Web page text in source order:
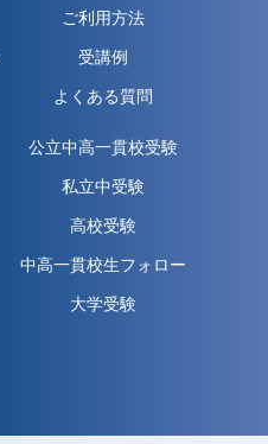
ご利用方法
受講例
よくある質問
公立中高一貫校受験
私立中受験
高校受験
中高一貫校生フォロー
大学受験